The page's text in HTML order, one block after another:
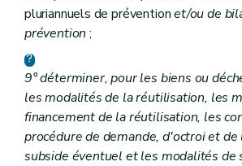
pluriannuels de préventionet/ou de
prévention ;
9° déterminer, pour les biens ou
les modalités de la réutilisation, les
financement de la réutilisation, les
procédure de demande, d'octroi et
subside éventuel et les modalités de